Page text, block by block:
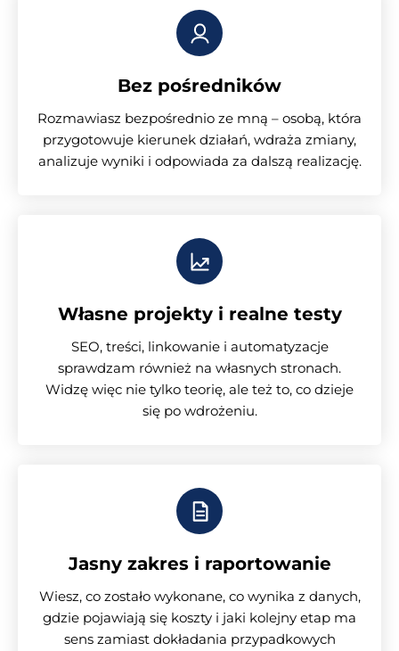
Bez pośredników
Rozmawiasz bezpośrednio ze mną – osobą, która
przygotowuje kierunek działań, wdraża zmiany,
analizuje wyniki i odpowiada za dalszą realizację.
Własne projekty i realne testy
SEO, treści, linkowanie i automatyzacje
sprawdzam również na własnych stronach.
Widzę więc nie tylko teorię, ale też to, co dzieje
się po wdrożeniu.
Jasny zakres i raportowanie
Wiesz, co zostało wykonane, co wynika z danych,
gdzie pojawiają się koszty i jaki kolejny etap ma
sens zamiast dokładania przypadkowych